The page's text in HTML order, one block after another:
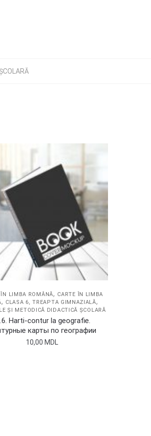
ÎN LIMBA ROMÂNĂ, CARTE ÎN LIMBA
, CLASA 6, TREAPTA GIMNAZIALĂ,
ȘI METODICĂ DIDACTICĂ ȘCOLARĂ
Harti-contur la geografie.
карты по географии
10,00 MDL